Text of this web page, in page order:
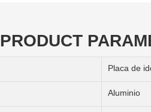
PRODUCT
Placa de
Aluminio